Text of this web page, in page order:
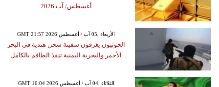
أغسطس/ آب 2026
GMT 21:57 2026 الأربعاء ,05 آب / أغسطس
الحوثيون يغرقون سفينة شحن هندية في البحر
الأحمر والبحرية اليمنية تنقذ الطاقم بالكامل
GMT 16:04 2026 الثلاثاء ,04 آب / أغسطس